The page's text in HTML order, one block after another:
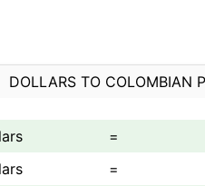
DOLLARS TO COLOMBIAN
=
=